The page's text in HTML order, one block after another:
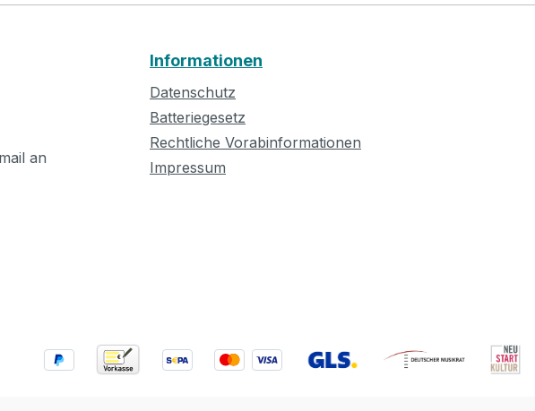
an
Informationen
Datenschutz
Batteriegesetz
Rechtliche Vorabinformationen
Impressum